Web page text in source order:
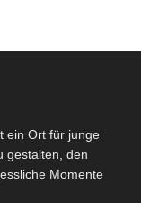
ein Ort für junge
gestalten, den
Momente